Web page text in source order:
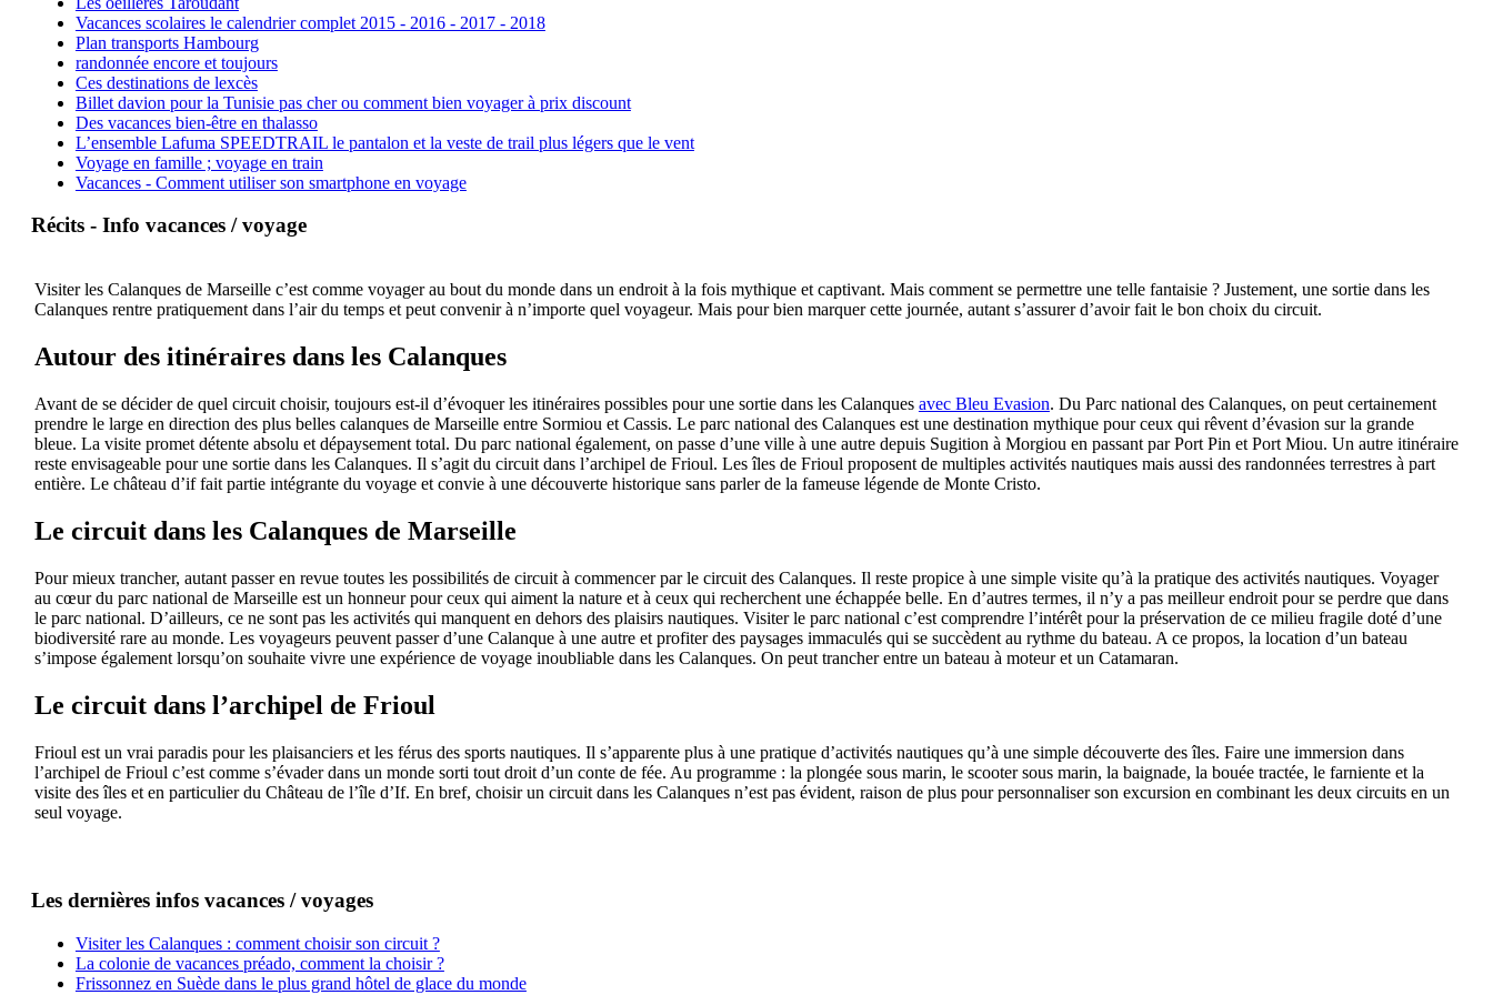
Vacances scolaires le calendrier complet 2015 - 2016 - 2017 - 2018
Plan transports Hambourg
randonnée encore et toujours
Ces destinations de lexcès
Billet davion pour la Tunisie pas cher ou comment bien voyager à prix discount
Des vacances bien-être en thalasso
L’ensemble Lafuma SPEEDTRAIL le pantalon et la veste de trail plus légers que le vent
Voyage en famille ; voyage en train
Vacances - Comment utiliser son smartphone en voyage
Récits - Info vacances / voyage
Visiter les Calanques de Marseille c’est comme voyager au bout du monde dans un endroit à la fois mythique et captivant. Mais comment se permettre une telle fantaisie ? Justement, une sortie dans les
Calanques rentre pratiquement dans l’air du temps et peut convenir à n’importe quel voyageur. Mais pour bien marquer cette journée, autant s’assurer d’avoir fait le bon choix du circuit.
Autour des itinéraires dans les Calanques
Avant de se décider de quel circuit choisir, toujours est-il d’évoquer les itinéraires possibles pour une sortie dans les Calanques avec Bleu Evasion. Du Parc national des Calanques, on peut certainement
prendre le large en direction des plus belles calanques de Marseille entre Sormiou et Cassis. Le parc national des Calanques est une destination mythique pour ceux qui rêvent d’évasion sur la grande
bleue. La visite promet détente absolu et dépaysement total. Du parc national également, on passe d’une ville à une autre depuis Sugition à Morgiou en passant par Port Pin et Port Miou. Un autre itinéraire
reste envisageable pour une sortie dans les Calanques. Il s’agit du circuit dans l’archipel de Frioul. Les îles de Frioul proposent de multiples activités nautiques mais aussi des randonnées terrestres à part
entière. Le château d’if fait partie intégrante du voyage et convie à une découverte historique sans parler de la fameuse légende de Monte Cristo.
Le circuit dans les Calanques de Marseille
Pour mieux trancher, autant passer en revue toutes les possibilités de circuit à commencer par le circuit des Calanques. Il reste propice à une simple visite qu’à la pratique des activités nautiques. Voyager
au cœur du parc national de Marseille est un honneur pour ceux qui aiment la nature et à ceux qui recherchent une échappée belle. En d’autres termes, il n’y a pas meilleur endroit pour se perdre que dans
le parc national. D’ailleurs, ce ne sont pas les activités qui manquent en dehors des plaisirs nautiques. Visiter le parc national c’est comprendre l’intérêt pour la préservation de ce milieu fragile doté d’une
biodiversité rare au monde. Les voyageurs peuvent passer d’une Calanque à une autre et profiter des paysages immaculés qui se succèdent au rythme du bateau. A ce propos, la location d’un bateau
s’impose également lorsqu’on souhaite vivre une expérience de voyage inoubliable dans les Calanques. On peut trancher entre un bateau à moteur et un Catamaran.
Le circuit dans l’archipel de Frioul
Frioul est un vrai paradis pour les plaisanciers et les férus des sports nautiques. Il s’apparente plus à une pratique d’activités nautiques qu’à une simple découverte des îles. Faire une immersion dans
l’archipel de Frioul c’est comme s’évader dans un monde sorti tout droit d’un conte de fée. Au programme : la plongée sous marin, le scooter sous marin, la baignade, la bouée tractée, le farniente et la
visite des îles et en particulier du Château de l’île d’If. En bref, choisir un circuit dans les Calanques n’est pas évident, raison de plus pour personnaliser son excursion en combinant les deux circuits en un
seul voyage.
Les dernières infos vacances / voyages
Visiter les Calanques : comment choisir son circuit ?
La colonie de vacances préado, comment la choisir ?
Frissonnez en Suède dans le plus grand hôtel de glace du monde